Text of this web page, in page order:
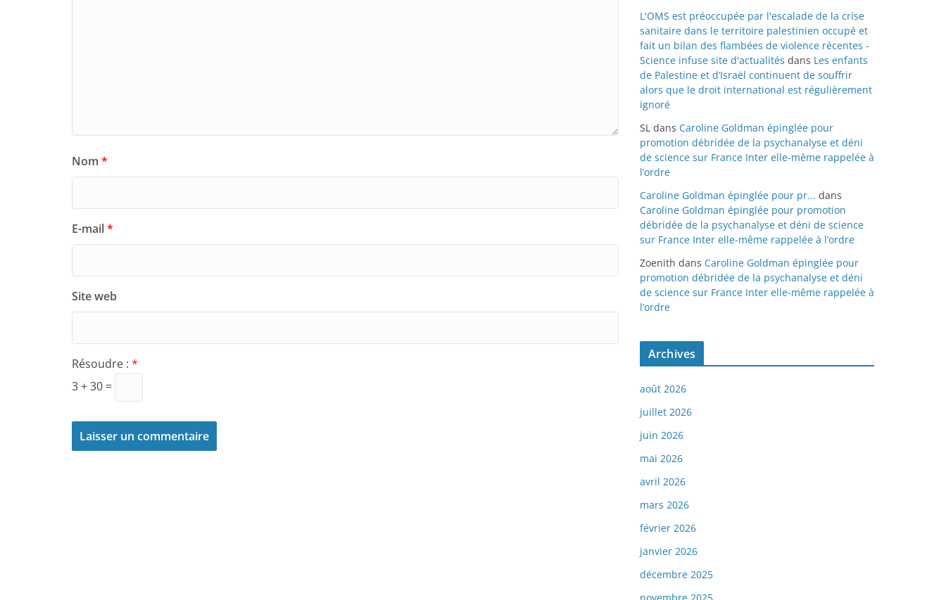
Nom *
E-mail*
Site web
Résoudre : *
3 + 30 =
L'OMS est préoccupée par l'escalade de la crise
sanitaire dans le territoire palestinien occupé et
fait un bilan des flambées de violence récentes -
Science infuse site d'actualités dans Les enfants
de Palestine et d’Israël continuent de souffrir
alors que le droit international est régulièrement
ignoré
SL dans Caroline Goldman épinglée pour
promotion débridée de la psychanalyse et déni
de science sur France Inter elle-même rappelée à
l’ordre
Caroline Goldman épinglée pour pr... dans
Caroline Goldman épinglée pour promotion
débridée de la psychanalyse et déni de science
sur France Inter elle-même rappelée à l’ordre
Zoenith dans Caroline Goldman épinglée pour
promotion débridée de la psychanalyse et déni
de science sur France Inter elle-même rappelée à
l’ordre
Archives
août 2026
juillet 2026
juin 2026
mai 2026
avril 2026
mars 2026
février 2026
janvier 2026
décembre 2025
novembre 2025